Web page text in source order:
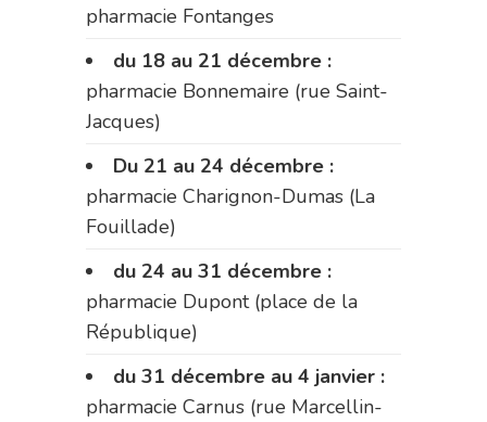
pharmacie Fontanges
du 18 au 21 décembre :
pharmacie Bonnemaire (rue Saint-
Jacques)
Du 21 au 24 décembre :
pharmacie Charignon-Dumas (La
Fouillade)
du 24 au 31 décembre :
pharmacie Dupont (place de la
République)
du 31 décembre au 4 janvier :
pharmacie Carnus (rue Marcellin-